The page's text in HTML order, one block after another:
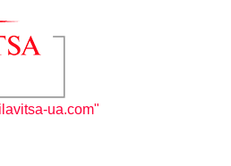
ua.com"